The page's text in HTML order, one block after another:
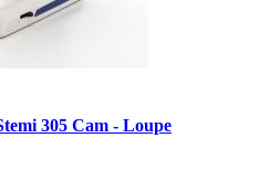
305 Cam - Loupe